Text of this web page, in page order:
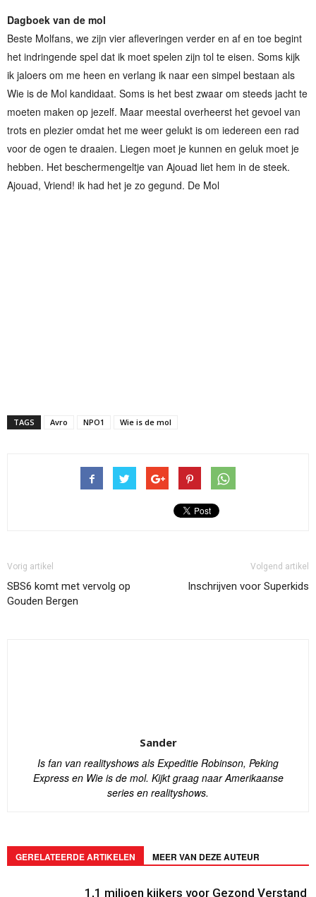
Dagboek van de mol
Beste Molfans, we zijn vier afleveringen verder en af en toe begint
het indringende spel dat ik moet spelen zijn tol te eisen. Soms kijk
ik jaloers om me heen en verlang ik naar een simpel bestaan als
Wie is de Mol kandidaat. Soms is het best zwaar om steeds jacht te
moeten maken op jezelf. Maar meestal overheerst het gevoel van
trots en plezier omdat het me weer gelukt is om iedereen een rad
voor de ogen te draaien. Liegen moet je kunnen en geluk moet je
hebben. Het beschermengeltje van Ajouad liet hem in de steek.
Ajouad, Vriend! ik had het je zo gegund. De Mol
TAGS Avro NPO1 Wie is de mol
Vorig artikel
SBS6 komt met vervolg op
Gouden Bergen
Volgend artikel
Inschrijven voor Superkids
Sander
Is fan van realityshows als Expeditie Robinson, Peking
Express en Wie is de mol. Kijkt graag naar Amerikaanse
series en realityshows.
GERELATEERDE ARTIKELEN MEER VAN DEZE AUTEUR
1,1 miljoen kijkers voor Gezond Verstand